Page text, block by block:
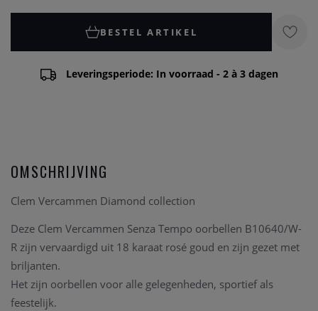
BESTEL ARTIKEL
Leveringsperiode: In voorraad - 2 à 3 dagen
OMSCHRIJVING
Clem Vercammen Diamond collection
Deze Clem Vercammen Senza Tempo oorbellen B10640/W-
R zijn vervaardigd uit 18 karaat rosé goud en zijn gezet met
briljanten.
Het zijn oorbellen voor alle gelegenheden, sportief als
feestelijk.